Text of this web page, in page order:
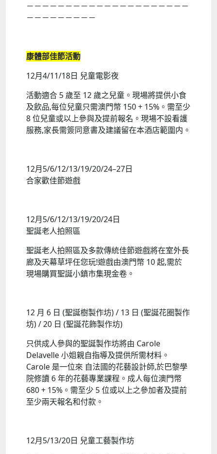
－－－－－－－－－－－－－－－－－－－－－
－－－－－－－－－
康體部佳節活動
12月4/11/18日 兒童電影夜
活動適合 5 歲至 12 歲之兒童。現場將提供小食
及飲品,每位兒童只需澳門幣 150 + 15%。需至少
8 位兒童或以上參與及提前報名。現場不設看護
服務,家長需簽同意書及建議留在本酒店範圍内。
12月5/6/12/13/19/20/24–27日
合家歡佳節遊戲
12月5/6/12/13/19/20/24日
聖誕老人拍照區
聖誕老人拍照區及多款傳統佳節遊戲將在室外長
廊及天幕草坪任您玩!遊戲由澳門幣 10 起,需於
現場購買聖誕小鎮市集現金卷。
12 月 6 日 (聖誕樹製作坊) / 13 日 (聖誕花圈製作
坊) / 20 日 (聖誕花飾製作坊)
只供成人參與的聖誕製作坊將由 Carole
Delavelle 小姐親自指導及提供所需材料。
Carole 是一位來 自法國的花藝設計師,於巴黎學
院修讀 6 年的花藝專業課程。成人每位澳門幣
680 + 15%。需至少 5 位或以上之參加者及提前
至少兩天報名和付款。
12月5/13/20日 兒童工藝製作坊